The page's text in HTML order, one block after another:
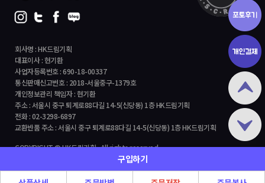
구입하기
회사명 : HK드림기획
대표이사 : 현기환
사업자등록번호 : 690-18-00337
통신판매신고번호 : 2018-서울중구-1379호
개인정보관리 책임자 : 현기환
주소 : 서울시 중구 퇴계로88다길 14-5(신당동) 1층 HK드림기획
전화 : 02-3298-6897
교환반품 주소 : 서울시 중구 퇴계로88다길 14-5(신당동) 1층 HK드림기획
COPYRIGHT © HK드림기획 All rights reserved.